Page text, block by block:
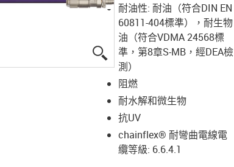
igus-icon-lupe
耐油性: 耐油（符合DIN EN
60811-404標準），耐生物
油（符合VDMA 24568標
準，第8章S-MB，經DEA檢
測）
阻燃
耐水解和微生物
抗UV
chainflex® 耐彎曲電線電
纜等級: 6.6.4.1